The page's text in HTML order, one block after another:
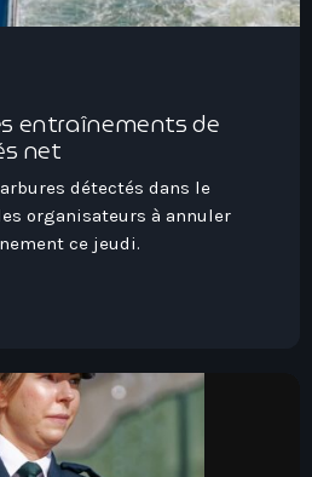
entraînements de
net
détectés dans le
organisateurs à annuler
ce jeudi.